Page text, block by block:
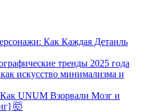
Как Каждая Детаиль
тренды 2025 года
искусство минимализма и
UNUM Взорвали Мозг и
🤯